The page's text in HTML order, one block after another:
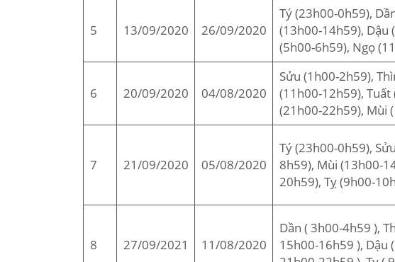
5 13/09/2020 26/09/2020
Tý (23h00-0h59),
(13h00-14h59), Dậu
(5h00-6h59), Ngọ
6 20/09/2020 04/08/2020
Sửu (1h00-2h59),
(11h00-12h59),
(21h00-22h59), Mùi
7 21/09/2020 05/08/2020
Tý (23h00-0h59),
8h59), Mùi (13h00-
20h59), Tỵ (9h00-
8 27/09/2021 11/08/2020
Dần ( 3h00-4h59 ),
15h00-16h59 ), Dậu